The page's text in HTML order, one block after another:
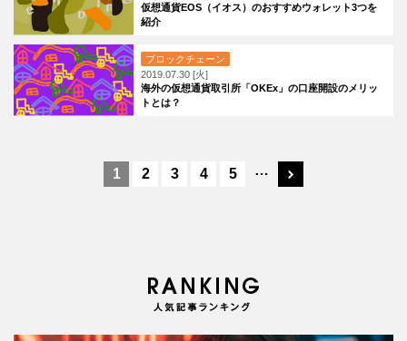
仮想通貨EOS（イオス）のおすすめウォレット3つを
紹介
ブロックチェーン
2019.07.30 [火]
海外の仮想通貨取引所「OKEx」の口座開設のメリッ
トとは？
1 2 3 4 5 …